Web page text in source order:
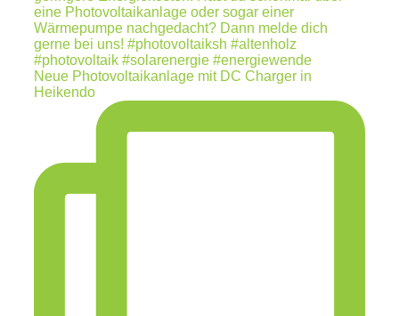
Neue Photovoltaikanlage mit DC Charger in
Heikendo